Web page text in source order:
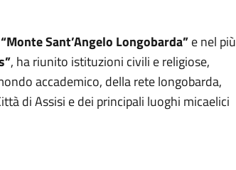
“Monte Sant’Angelo Longobarda”e nel più
, ha riunito istituzioni civili e religiose,
accademico, della rete longobarda,
di Assisi e dei principali luoghi micaelici